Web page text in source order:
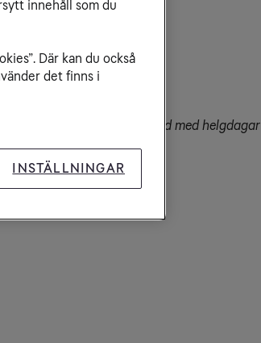
20
kan förekomma i samband med helgdagar
innehåll som du
Där kan du också
det finns i
INSTÄLLNINGAR